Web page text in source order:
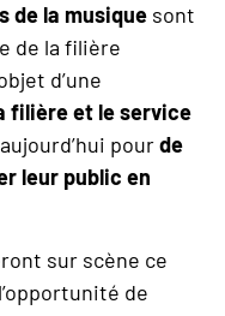
de la musique sont
de la filière
d’une
filière et le service
pourde
leur public en
sur scène ce
de